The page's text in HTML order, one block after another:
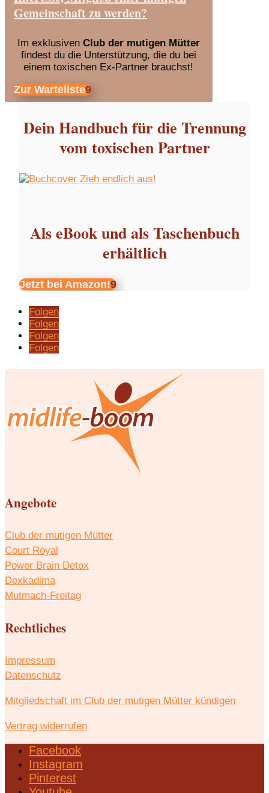
Gemeinschaft zu werden?
Im exklusiven Club der mutigen Mütter
findest du die Unterstützung, die du bei
einem toxischen Ex-Partner brauchst!
Zur Warteliste
Dein Handbuch für die Trennung
vom toxischen Partner
Als eBook und als Taschenbuch
erhältlich
Jetzt bei Amazon!
Folgen
Folgen
Folgen
Folgen
Angebote
Club der mutigen Mütter
Court Royal
Power Brain Detox
Dexkadima
Mutmach-Freitag
Rechtliches
Impressum
Datenschutz
Mitgliedschaft im Club der mutigen Mütter kündigen
Vertrag widerrufen
Facebook
Instagram
Pinterest